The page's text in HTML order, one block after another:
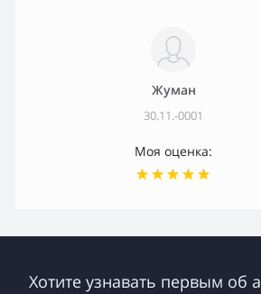
Жуман
30.11.-0001
Моя оценка:
Хотите узнавать первым об